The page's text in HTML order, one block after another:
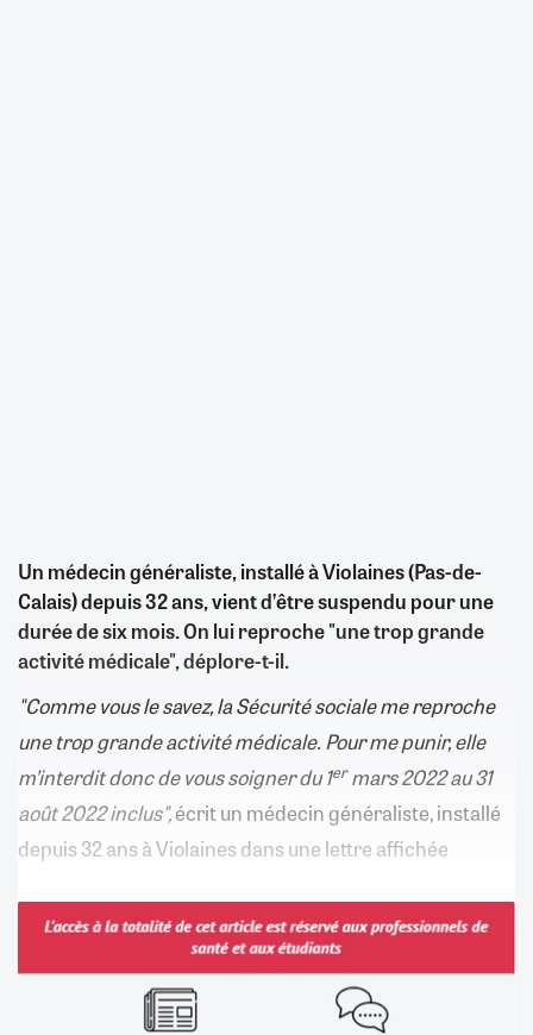
Un médecin généraliste, installé à Violaines (Pas-de-
Calais) depuis 32 ans, vient d’être suspendu pour une
durée de six mois. On lui reproche "une trop grande
activité médicale", déplore-t-il.
"Comme vous le savez, la Sécurité sociale me reproche
une trop grande activité médicale. Pour me punir, elle
m’interdit donc de vous soigner du 1ermars 2022 au 31
août 2022 inclus",écrit un médecin généraliste, installé
depuis 32 ans à Violaines dans une lettre affichée